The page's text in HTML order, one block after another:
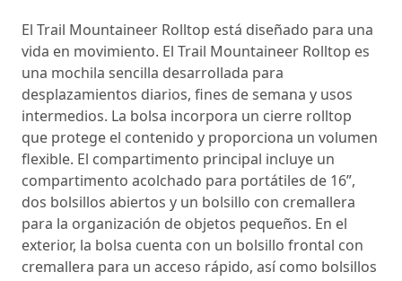
El Trail Mountaineer Rolltop está diseñado para una
vida en movimiento. El Trail Mountaineer Rolltop es
una mochila sencilla desarrollada para
desplazamientos diarios, fines de semana y usos
intermedios. La bolsa incorpora un cierre rolltop
que protege el contenido y proporciona un volumen
flexible. El compartimento principal incluye un
compartimento acolchado para portátiles de 16”,
dos bolsillos abiertos y un bolsillo con cremallera
para la organización de objetos pequeños. En el
exterior, la bolsa cuenta con un bolsillo frontal con
cremallera para un acceso rápido, así como bolsillos